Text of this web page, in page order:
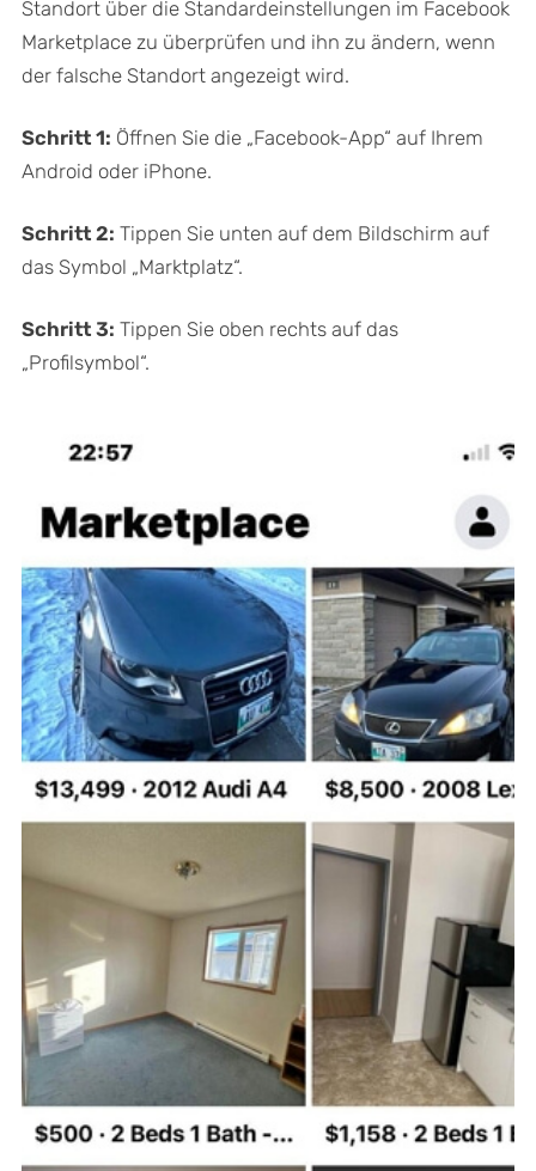
Standort über die Standardeinstellungen im Facebook
Marketplace zu überprüfen und ihn zu ändern, wenn
der falsche Standort angezeigt wird.
Schritt 1: Öffnen Sie die „Facebook-App“ auf Ihrem
Android oder iPhone.
Schritt 2: Tippen Sie unten auf dem Bildschirm auf
das Symbol „Marktplatz“.
Schritt 3: Tippen Sie oben rechts auf das
„Profilsymbol“.